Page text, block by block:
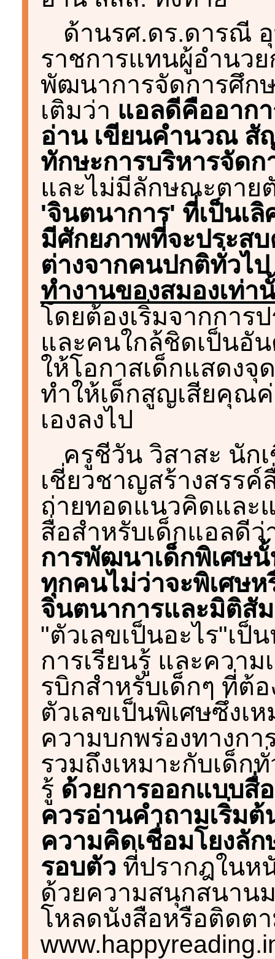
ด้านรศ.ดร.ดารณี
ราชการแทนผู้อำนว
พัฒนาการจัดการศึก
เติมว่า แอลดีคืออากา
อ่าน เขียนคำนวณ สั
ทักษะการบริหารจัดก
และไม่มีลักษณะตาย
'จินตนาการ' ที่เป็นเ
มีศักยภาพที่จะประส
ต่างจากคนปกติทั่วไป
ทำงานของสมองเท่า
โดยต้องเริ่มจากกา
และคนใกล้ชิดเป็นอั
ให้โอกาสเด็กแสดงจุ
ทำให้เด็กสูญเสียคุณ
เองลงไป
ครูชีวัน วิสาสะ นัก
เชี่ยวชาญสร้างสรร
ถ่ายทอดแนวคิดและ
สื่อสำหรับเด็กแอลดี
การพัฒนาเด็กพิเศษ
ทุกคนไม่ว่าจะพิเศษห
จินตนาการและมิติสั
"ตัวเลขเป็นอะไร"เป็
การเรียนรู้ และควา
รบิกสำหรับเด็กๆ ที่ต้อ
ตัวเลขเป็นพิเศษซึ่งเ
ความบกพร่องทางก
รวมถึงเหมาะกับเด็ก
รู้ ด้วยการออกแบบสื่
ควรอ่านคำถามเริ่ม
ความคิดเชื่อมโยงลั
รอบตัวที่ปรากฎในหนั
ด้วยความสนุกสนาน
โหลดนังสือหรือติดต